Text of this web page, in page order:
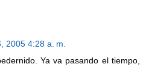
2005 4:28 a. m.
Ya va pasando el tiempo,